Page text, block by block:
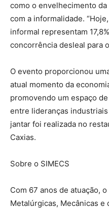
como o envelhecimento
com a informalidade.
informal representam
concorrência desleal para
O evento proporcionou
atual momento da
promovendo um espaço
entre lideranças
jantar foi realizada no
Caxias.
Sobre o SIMECS
Com 67 anos de atuação,
Metalúrgicas, Mecânicas e